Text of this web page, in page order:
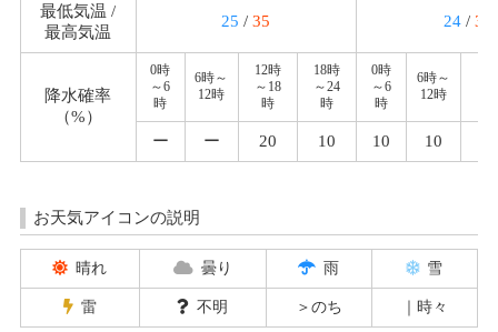
最低気温 /
最高気温
25 /35 24/ 32
降水確率
（%）
0時
～6
時
6時～
12時
12時
～18
時
18時
～24
時
0時
～6
時
6時～
12時
ー ー 20 10 10 10
お天気アイコンの説明
晴れ 曇り 雨 雪
雷 不明 ＞のち ｜時々